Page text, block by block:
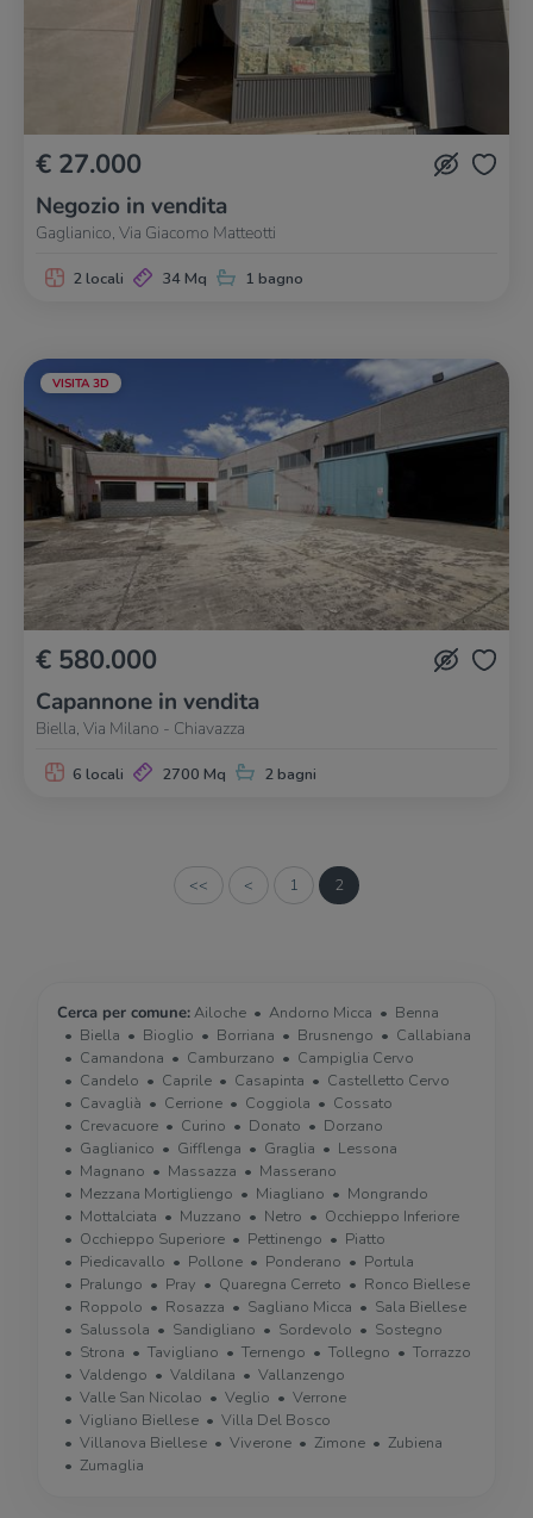
€ 27.000
Negozio in vendita
Gaglianico, Via Giacomo Matteotti
2 locali 34 Mq 1 bagno
VISITA 3D
€ 580.000
Capannone in vendita
Biella, Via Milano - Chiavazza
6 locali 2700 Mq 2 bagni
<< < 1 2
Cerca per comune:Ailoche Andorno Micca
Benna
Biella
Bioglio Borriana Brusnengo
Callabiana
Camandona
Camburzano
Campiglia Cervo
Candelo
Caprile Casapinta
Castelletto Cervo
Cavaglià
Cerrione Coggiola
Cossato
Crevacuore
Curino Donato
Dorzano
Gaglianico
Gifflenga Graglia
Lessona
Magnano
Massazza
Masserano
Mezzana Mortigliengo
Miagliano
Mongrando
Mottalciata
Muzzano Netro
Occhieppo Inferiore
Occhieppo Superiore
Pettinengo
Piatto
Piedicavallo
Pollone Ponderano
Portula
Pralungo
Pray Quaregna Cerreto
Ronco Biellese
Roppolo
Rosazza Sagliano Micca
Sala Biellese
Salussola
Sandigliano Sordevolo
Sostegno
Strona
Tavigliano Ternengo Tollegno
Torrazzo
Valdengo
Valdilana
Vallanzengo
Valle San Nicolao
Veglio
Verrone
Vigliano Biellese
Villa Del Bosco
Villanova Biellese
Viverone Zimone
Zubiena
Zumaglia